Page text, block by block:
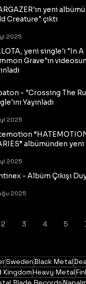
yeni
Creature" çıktı
2025
yeni single'ı "In A
Grave"ın
- "Crossing The
Yayınladı
2025
albümünden
2025
- Albüm Çıkışı
2025
2 3 4 5
SwedenBlack Metal
KingdomHeavy Metal